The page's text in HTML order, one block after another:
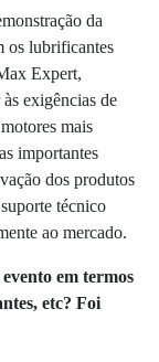
da
os lubrificantes
Expert,
exigências de
mais
importantes
dos produtos
técnico
ao mercado.
em termos
etc? Foi